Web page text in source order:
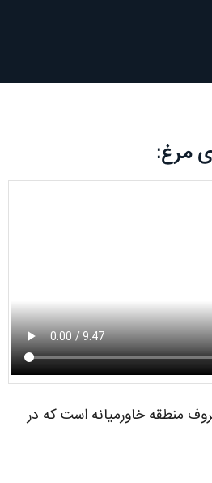
مرغ:
منطقه خاورمیانه است که در